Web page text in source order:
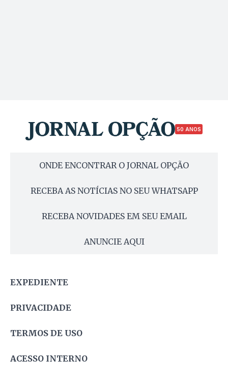
50 ANOS
ONDE ENCONTRAR O JORNAL OPÇÃO
RECEBA AS NOTÍCIAS NO SEU WHATSAPP
RECEBA NOVIDADES EM SEU EMAIL
ANUNCIE AQUI
EXPEDIENTE
PRIVACIDADE
TERMOS DE USO
ACESSO INTERNO